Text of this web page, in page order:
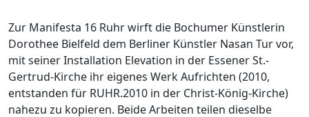
Zur Manifesta 16 Ruhr wirft die Bochumer Künstlerin
Dorothee Bielfeld dem Berliner Künstler Nasan Tur vor,
mit seiner Installation Elevation in der Essener St.-
Gertrud-Kirche ihr eigenes Werk Aufrichten (2010,
entstanden für RUHR.2010 in der Christ-König-Kirche)
nahezu zu kopieren. Beide Arbeiten teilen dieselbe